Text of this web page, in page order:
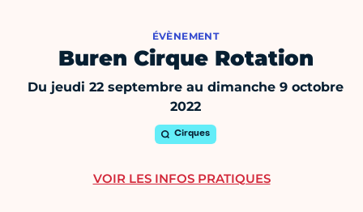
ÉVÈNEMENT
Buren Cirque Rotation
Du jeudi 22 septembre au dimanche 9 octobre
2022
Cirques
VOIR LES INFOS PRATIQUES